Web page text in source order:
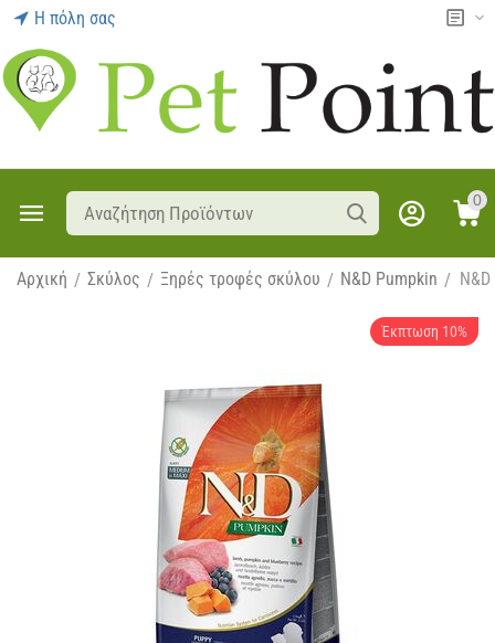
Η πόλη σας
0
Αρχική / Σκύλος / Ξηρές τροφές σκύλου / N&D Pumpkin /
Έκπτωση 10%